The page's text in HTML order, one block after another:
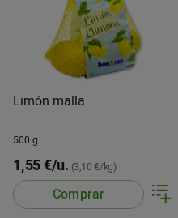
Limón malla
500 g
1,55 €/u. (3,10 €/kg)
Comprar